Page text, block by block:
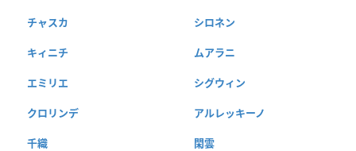
チャスカ シロネン
キィニチ ムアラニ
エミリエ シグウィン
クロリンデ アルレッキーノ
千織 閑雲